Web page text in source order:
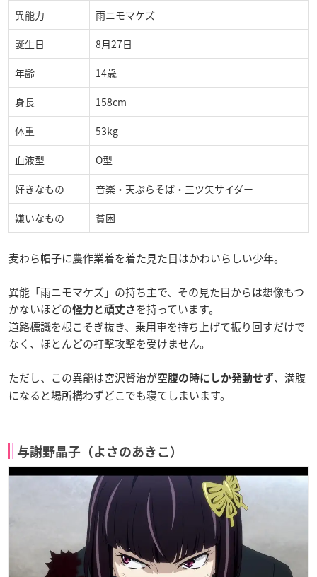
異能力 雨ニモマケズ
誕生日 8月27日
年齢 14歳
身長 158cm
体重 53kg
血液型 O型
好きなもの 音楽・天ぷらそば・三ツ矢サイダー
嫌いなもの 貧困
麦わら帽子に農作業着を着た見た目はかわいらしい少年。
異能「雨ニモマケズ」の持ち主で、その見た目からは想像もつ
かないほどの怪力と頑丈さ を持っています。
道路標識を根こそぎ抜き、乗用車を持ち上げて振り回すだけで
なく、ほとんどの打撃攻撃を受けません。
ただし、この異能は宮沢賢治が空腹の時にしか発動せず、満腹
になると場所構わずどこでも寝てしまいます。
与謝野晶子（よさのあきこ）